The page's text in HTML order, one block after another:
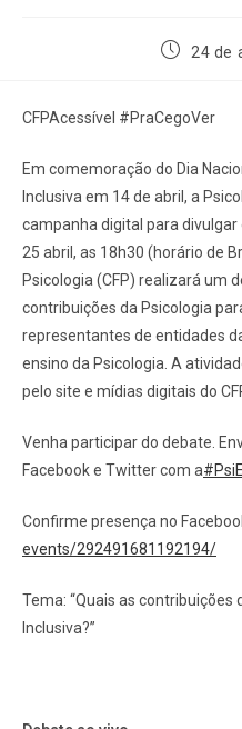
24 de
CFPAcessível #PraCegoVer
Em comemoração do Dia
Inclusiva em 14 de abril, a
campanha digital para
25 abril, as 18h30 (horário de
Psicologia (CFP) realizará um
contribuições da Psicologia
representantes de entidades
ensino da Psicologia. A
pelo site e mídias digitais do
Venha participar do debate.
Facebook e Twitter com a
Confirme presença no
events/292491681192194/
Tema: “Quais as contribuições
Inclusiva?”